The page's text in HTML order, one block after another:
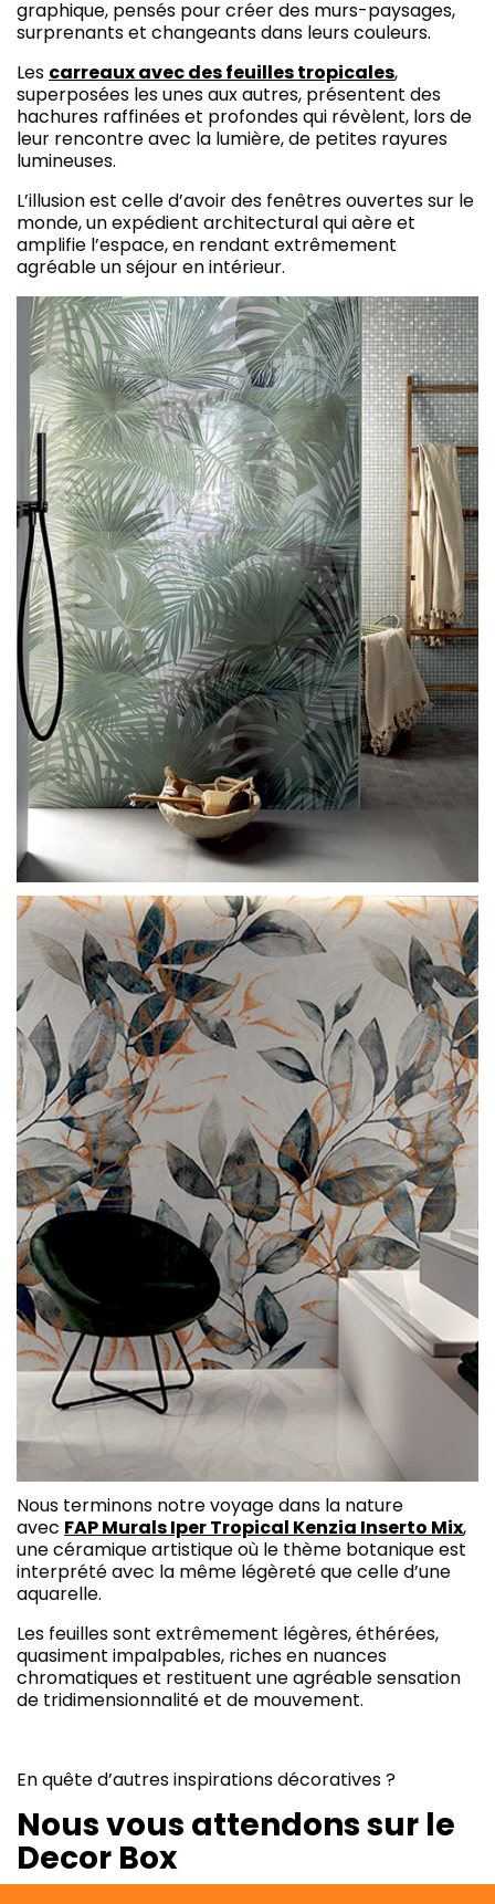
graphique, pensés pour créer des murs-paysages,
surprenants et changeants dans leurs couleurs.
Les carreaux avec des feuilles tropicales,
superposées les unes aux autres, présentent des
hachures raffinées et profondes qui révèlent, lors de
leur rencontre avec la lumière, de petites rayures
lumineuses.
L’illusion est celle d’avoir des fenêtres ouvertes sur le
monde, un expédient architectural qui aère et
amplifie l’espace, en rendant extrêmement
agréable un séjour en intérieur.
Nous terminons notre voyage dans la nature
avec FAP Murals Iper Tropical Kenzia Inserto Mix,
une céramique artistique où le thème botanique est
interprété avec la même légèreté que celle d’une
aquarelle.
Les feuilles sont extrêmement légères, éthérées,
quasiment impalpables, riches en nuances
chromatiques et restituent une agréable sensation
de tridimensionnalité et de mouvement.
En quête d’autres inspirations décoratives ?
Nous vous attendons sur le
Decor Box